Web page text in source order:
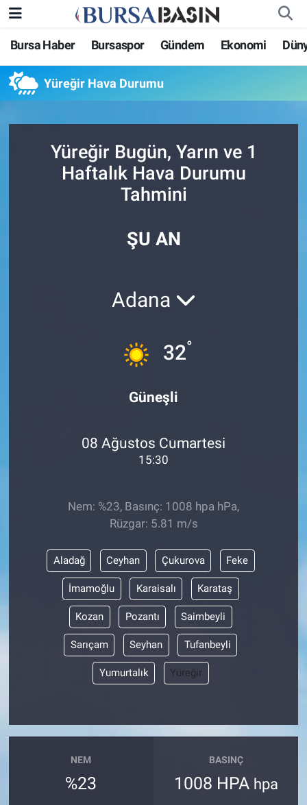
Bursa Haber Bursaspor Gündem Ekonomi
Yüreğir Hava Durumu
Yüreğir Bugün, Yarın ve 1
Haftalık Hava Durumu
Tahmini
ŞU AN
Adana
32°
Güneşli
08 Ağustos Cumartesi
15:30
Nem: %23, Basınç: 1008 hpa hPa,
Rüzgar: 5.81 m/s
Aladağ Ceyhan Çukurova Feke
İmamoğlu Karaisalı Karataş
Kozan Pozantı Saimbeyli
Sarıçam Seyhan Tufanbeyli
Yumurtalık Yüreğir
NEM
%23
BASINÇ
1008 HPA hpa
Bursa Haber
Genel
Politika
Bilim, Teknoloji
KÜLTÜR-SANAT
Magazin
Yaşam
Nöbetçi Eczaneler
Bursa Nöbetçi Eczaneler
Bursa Hava Durumu
Bursa Namaz Vakitleri
Bursa Trafik Yoğunluk Haritası
Süper Lig Puan Durumu ve Fikstür